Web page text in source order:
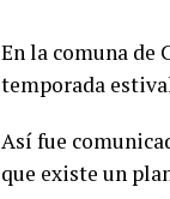
En la comuna de
temporada
Así fue
que existe un